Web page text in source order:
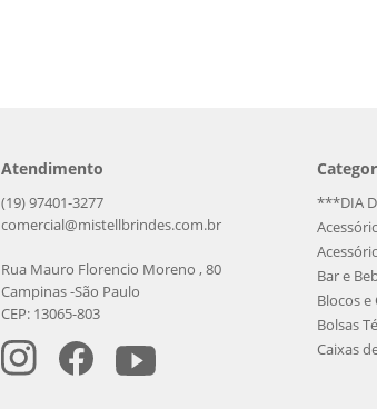
Atendimento
(19) 97401-3277
comercial@mistellbrindes.com.br
Rua Mauro Florencio Moreno , 80
Campinas -São Paulo
CEP: 13065-803
***DIA
Bar e
Blocos e
Bolsas
Caixas